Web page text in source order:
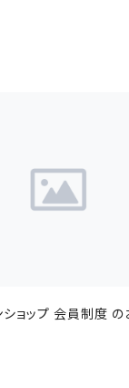
ョップ 会員制度 の